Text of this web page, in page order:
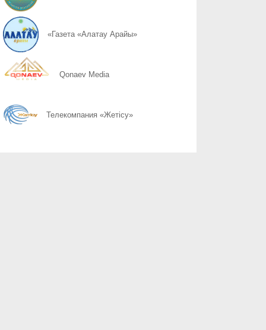
07.08
07.08
07.08 Главный ориентир страны
«Газета «Алатау Арайы»
Qonaev Media
Телекомпания «Жетісу»